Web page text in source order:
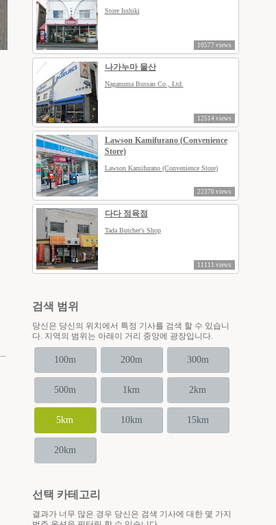
Store Isshiki
10577 views
나가누마 물산
Naganuma Bussan Co., Ltd.
12514 views
Lawson Kamifurano (Convenience
Store)
Lawson Kamifurano (Convenience Store)
22370 views
다다 정육점
Tada Butcher's Shop
11111 views
검색 범위
당신은 당신의 위치에서 특정 기사를 검색 할 수 있습니
다. 지역의 범위는 아래이 거리 중앙에 광장입니다.
100m 200m 300m
500m 1km 2km
5km 10km 15km
20km
선택 카테고리
결과가 너무 많은 경우 당신은 검색 기사에 대한 몇 가지